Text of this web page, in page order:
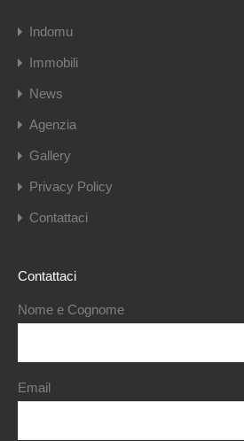
Indomu
Immobili
News
Agenzia
Gallery
Privacy Policy
Contattaci
Contattaci
Nome e Cognome
Email